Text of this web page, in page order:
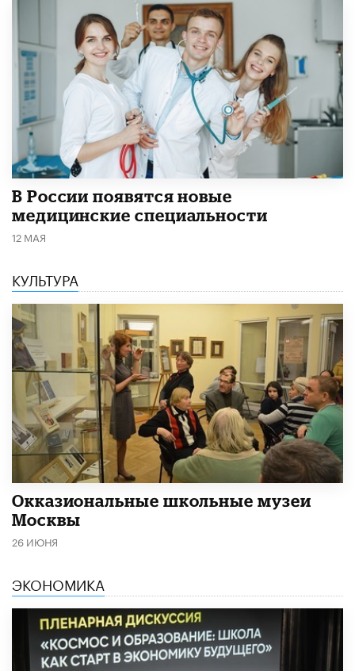
В России появятся новые
медицинские специальности
12 МАЯ
КУЛЬТУРА
​Окказиональные школьные музеи
Москвы
26 ИЮНЯ
ЭКОНОМИКА